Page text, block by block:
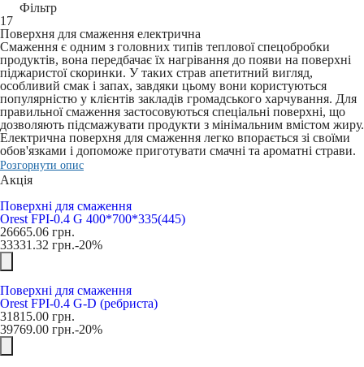
Фільтр
17
Поверхня для смаження електрична
Смаження є одним з головних типів теплової спецобробки
продуктів, вона передбачає їх нагрівання до появи на поверхні
піджаристої скоринки. У таких страв апетитний вигляд,
особливий смак і запах, завдяки цьому вони користуються
популярністю у клієнтів закладів громадського харчування. Для
правильної смаження застосовуються спеціальні поверхні, що
дозволяють підсмажувати продукти з мінімальним вмістом жиру.
Електрична поверхня для смаження легко впорається зі своїми
обов'язками і допоможе приготувати смачні та ароматні страви.
Розгорнути опис
Акція
Поверхні для смаження
Orest FPI-0.4 G 400*700*335(445)
26665.06 грн.
33331.32 грн.-20%
Поверхні для смаження
Orest FPI-0.4 G-D (ребриста)
31815.00 грн.
39769.00 грн.-20%